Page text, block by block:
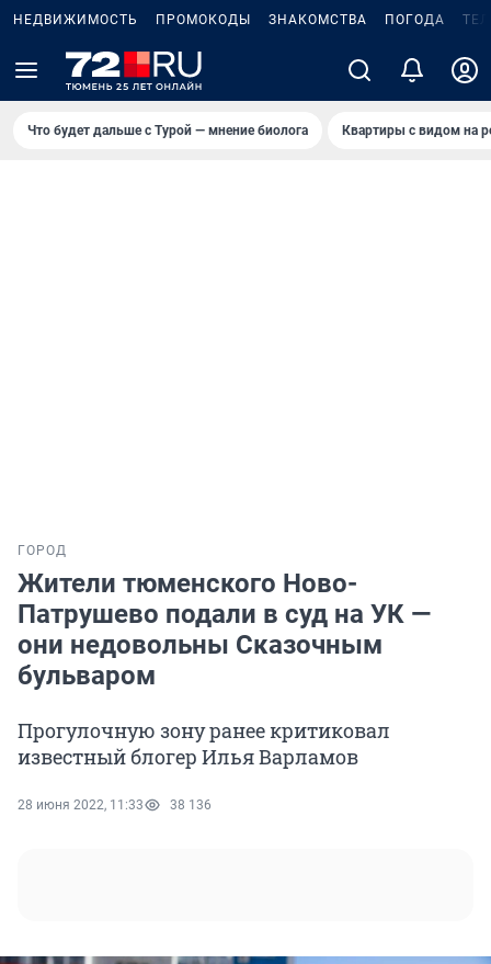
НЕДВИЖИМОСТЬ ПРОМОКОДЫ ЗНАКОМСТВА ПОГОДА
Что будет дальше с Турой — мнение биолога Квартиры с видом на
ГОРОД
Жители тюменского Ново-
Патрушево подали в суд на УК —
они недовольны Сказочным
бульваром
Прогулочную зону ранее критиковал
известный блогер Илья Варламов
28 июня 2022, 11:33 38 136